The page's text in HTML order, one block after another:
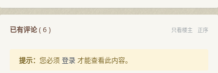
已有评论( 6 ) 只看楼主 正序
提示： 您必须 登录 才能查看此内容。